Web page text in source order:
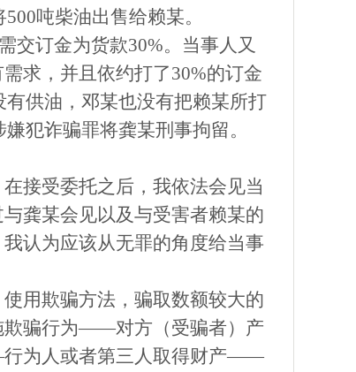
吨柴油出售给赖某。
交订金为货款30%。当事人又
求，并且依约打了30%的订金
供油，邓某也没有把赖某所打
犯诈骗罪将龚某刑事拘留。
接受委托之后，我依法会见当
龚某会见以及与受害者赖某的
认为应该从无罪的角度给当事
用欺骗方法，骗取数额较大的
骗行为——对方（受骗者）产
为人或者第三人取得财产——